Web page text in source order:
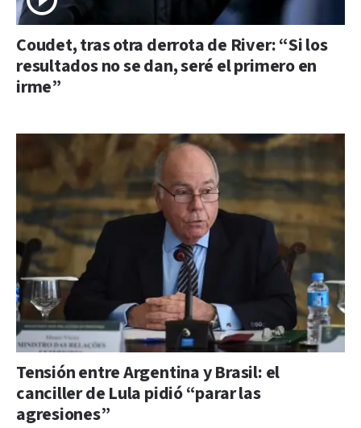
Coudet, tras otra derrota de River: “Si los
resultados no se dan, seré el primero en
irme”
Tensión entre Argentina y Brasil: el
canciller de Lula pidió “parar las
agresiones”